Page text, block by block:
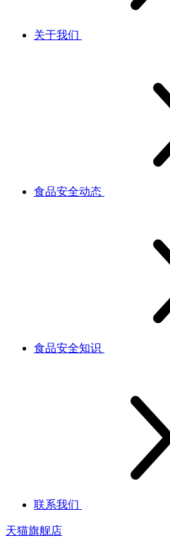
关于我们
食品安全动态
食品安全知识
联系我们
天猫旗舰店